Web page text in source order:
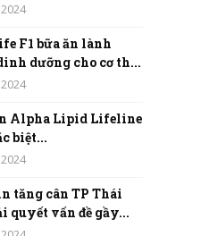
2024
F1 bữa ăn lành
dưỡng cho cơ th...
2024
Alpha Lipid Lifeline
biệt...
2024
tăng cân TP Thái
quyết vấn đề gầy...